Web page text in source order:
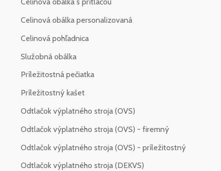
Celinová obálka personalizovaná
Celinová pohľadnica
Služobná obálka
Príležitostná pečiatka
Príležitostný kašet
Odtlačok výplatného stroja (OVS)
Odtlačok výplatného stroja (OVS) - firemný
Odtlačok výplatného stroja (OVS) - príležitostný
Odtlačok výplatného stroja (DEKVS)